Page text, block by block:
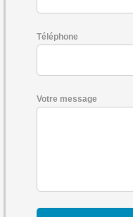
Téléphone
Votre message